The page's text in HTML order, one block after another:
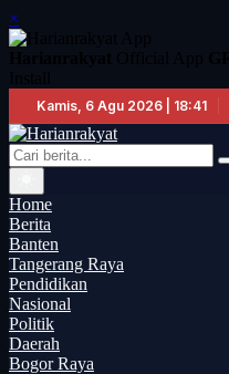
×
Kamis, 6 Agu 2026 | 18:41
Home
Berita
Banten
Tangerang Raya
Pendidikan
Nasional
Politik
Daerah
Bogor Raya